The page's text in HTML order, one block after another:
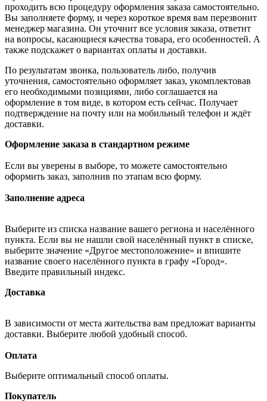
проходить всю процедуру оформления заказа самостоятельно.
Вы заполняете форму, и через короткое время вам перезвонит
менеджер магазина. Он уточнит все условия заказа, ответит
на вопросы, касающиеся качества товара, его особенностей. А
также подскажет о вариантах оплаты и доставки.
По результатам звонка, пользователь либо, получив
уточнения, самостоятельно оформляет заказ, укомплектовав
его необходимыми позициями, либо соглашается на
оформление в том виде, в котором есть сейчас. Получает
подтверждение на почту или на мобильный телефон и ждёт
доставки.
Оформление заказа в стандартном режиме
Если вы уверены в выборе, то можете самостоятельно
оформить заказ, заполнив по этапам всю форму.
Заполнение адреса
Выберите из списка название вашего региона и населённого
пункта. Если вы не нашли свой населённый пункт в списке,
выберите значение «Другое местоположение» и впишите
название своего населённого пункта в графу «Город».
Введите правильный индекс.
Доставка
В зависимости от места жительства вам предложат варианты
доставки. Выберите любой удобный способ.
Оплата
Выберите оптимальный способ оплаты.
Покупатель